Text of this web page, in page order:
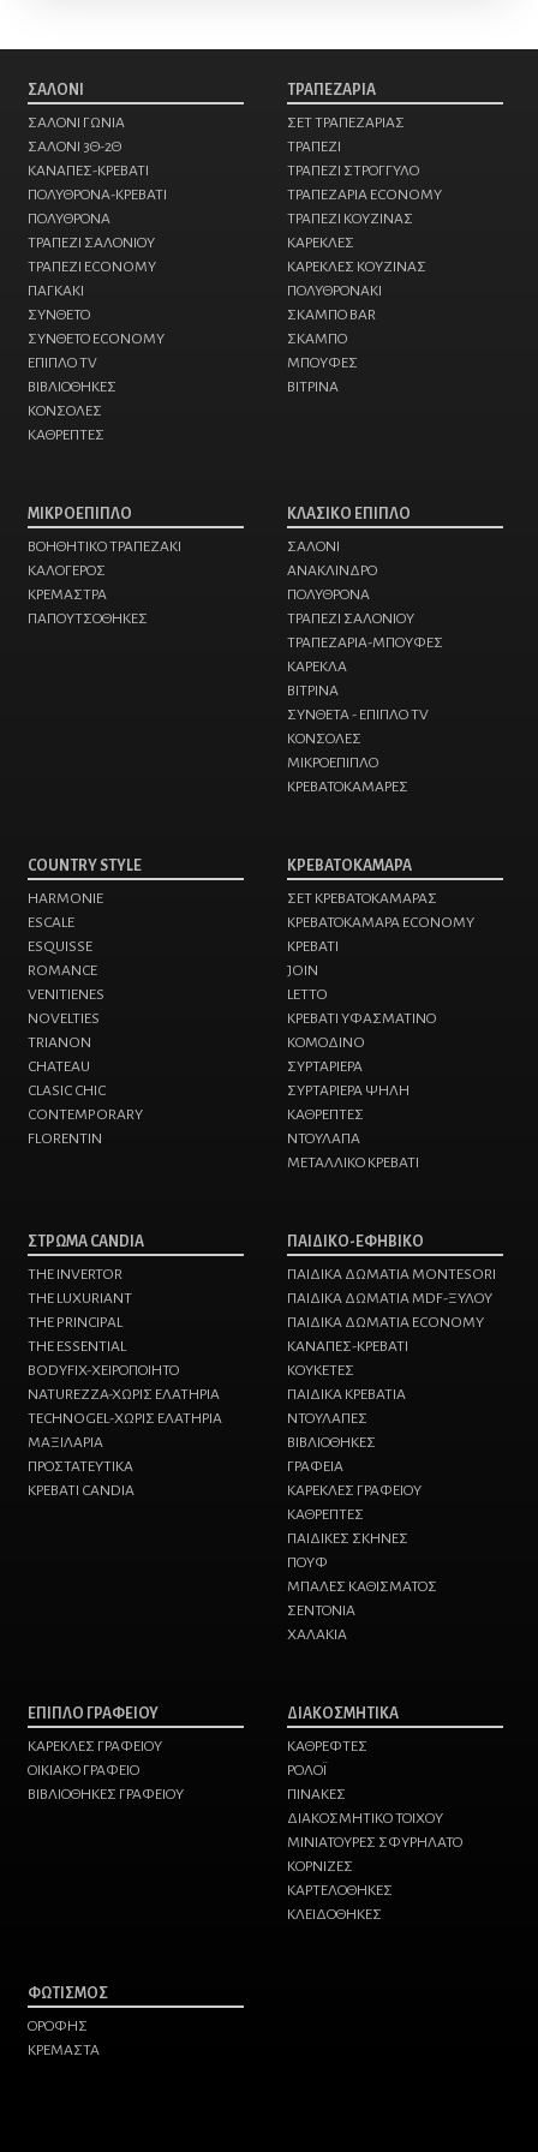
ΣΑΛΟΝΙ
ΣΑΛΟΝΙ ΓΩΝΙΑ
ΣΑΛΟΝΙ 3Θ-2Θ
ΚΑΝΑΠΕΣ-ΚΡΕΒΑΤΙ
ΠΟΛΥΘΡΟΝΑ-ΚΡΕΒΑΤΙ
ΠΟΛΥΘΡΟΝΑ
ΤΡΑΠΕΖΙ ΣΑΛΟΝΙΟΥ
ΤΡΑΠΕΖΙ ECONOMY
ΠΑΓΚΑΚΙ
ΣΥΝΘΕΤΟ
ΣΥΝΘΕΤΟ ECONOMY
ΕΠΙΠΛΟ TV
ΒΙΒΛΙΟΘΗΚΕΣ
ΚΟΝΣΟΛΕΣ
ΚΑΘΡΕΠΤΕΣ
ΤΡΑΠΕΖΑΡΙΑ
ΣΕΤ ΤΡΑΠΕΖΑΡΙΑΣ
ΤΡΑΠΕΖΙ
ΤΡΑΠΕΖΙ ΣΤΡΟΓΓΥΛΟ
ΤΡΑΠΕΖΑΡΙΑ ECONOMY
ΤΡΑΠΕΖΙ ΚΟΥΖΙΝΑΣ
ΚΑΡΕΚΛΕΣ
ΚΑΡΕΚΛΕΣ ΚΟΥΖΙΝΑΣ
ΠΟΛΥΘΡΟΝΑKI
ΣΚΑΜΠΟ BAR
ΣΚΑΜΠΟ
ΜΠΟΥΦΕΣ
ΒΙΤΡΙΝΑ
ΜΙΚΡΟΕΠΙΠΛΟ
ΒΟΗΘΗΤΙΚΟ ΤΡΑΠΕΖΑΚΙ
ΚΑΛΟΓΕΡΟΣ
ΚΡΕΜΑΣΤΡΑ
ΠΑΠΟΥΤΣΟΘΗΚΕΣ
ΚΛΑΣΙΚΟ ΕΠΙΠΛΟ
ΣΑΛΟΝΙ
ΑΝΑΚΛΙΝΔΡΟ
ΠΟΛΥΘΡΟΝΑ
ΤΡΑΠΕΖΙ ΣΑΛΟΝΙΟΥ
ΤΡΑΠΕΖΑΡΙΑ-ΜΠΟΥΦΕΣ
ΚΑΡΕΚΛΑ
ΒΙΤΡΙΝΑ
ΣΥΝΘΕΤΑ - ΕΠΙΠΛΟ TV
ΚΟΝΣΟΛΕΣ
ΜΙΚΡΟΕΠΙΠΛΟ
ΚΡΕΒΑΤΟΚΑΜΑΡΕΣ
COUNTRY STYLE
HARMONIE
ESCALE
ESQUISSE
ROMANCE
VENITIENES
NOVELTIES
TRIANON
CHATEAU
CLASIC CHIC
CONTEMPORARY
FLORENTIN
ΚΡΕΒΑΤΟΚΑΜΑΡΑ
ΣΕΤ ΚΡΕΒΑΤΟΚΑΜΑΡΑΣ
ΚΡΕΒΑΤΟΚΑΜΑΡΑ ECONOMY
ΚΡΕΒΑΤΙ
JOIN
LETTO
ΚΡΕΒΑΤΙ ΥΦΑΣΜΑΤΙΝΟ
ΚΟΜΟΔΙΝO
ΣΥΡΤΑΡΙΕΡΑ
ΣΥΡΤΑΡΙΕΡΑ ΨΗΛΗ
ΚΑΘΡΕΠΤΕΣ
ΝΤΟΥΛΑΠΑ
ΜΕΤΑΛΛΙΚΟ ΚΡΕΒΑΤΙ
ΣΤΡΩΜΑ CANDIA
THE INVERTOR
THE LUXURIANT
THE PRINCIPAL
THE ESSENTIAL
BODYFIX-ΧΕΙΡΟΠΟΙΗΤΟ
NATUREZZA-XΩΡΙΣ ΕΛΑΤΗΡΙΑ
TECHNOGEL-ΧΩΡΙΣ ΕΛΑΤΗΡΙΑ
MAΞΙΛΑΡΙΑ
ΠΡΟΣΤΑΤΕΥΤΙΚΑ
ΚΡΕΒΑΤΙ CANDIA
ΠΑΙΔΙΚΟ-ΕΦΗΒΙΚΟ
ΠΑΙΔΙΚΑ ΔΩΜΑΤΙΑ MONTESORI
ΠΑΙΔΙΚΑ ΔΩΜΑΤΙΑ MDF-ΞΥΛΟΥ
ΠΑΙΔΙΚΑ ΔΩΜΑΤΙΑ ECONOMY
ΚΑΝΑΠΕΣ-ΚΡΕΒΑΤΙ
KΟΥΚΕΤΕΣ
ΠΑΙΔΙΚΑ ΚΡΕΒΑΤΙΑ
ΝΤΟΥΛΑΠΕΣ
ΒΙΒΛΙΟΘΗΚΕΣ
ΓΡΑΦΕΙΑ
ΚΑΡΕΚΛΕΣ ΓΡΑΦΕΙΟΥ
ΚΑΘΡΕΠΤΕΣ
ΠΑΙΔΙΚΕΣ ΣΚΗΝΕΣ
ΠΟΥΦ
ΜΠΑΛΕΣ ΚΑΘΙΣΜΑΤΟΣ
ΣΕΝΤΟΝΙΑ
ΧΑΛΑΚΙΑ
ΕΠΙΠΛΟ ΓΡΑΦΕΙΟΥ
ΚΑΡΕΚΛΕΣ ΓΡΑΦΕΙΟΥ
ΟΙΚΙΑΚΟ ΓΡΑΦΕΙΟ
ΒΙΒΛΙΟΘΗΚΕΣ ΓΡΑΦΕΙΟΥ
ΔΙΑΚΟΣΜΗΤΙΚΑ
ΚΑΘΡΕΦΤΕΣ
ΡΟΛΟΪ
ΠΙΝΑΚΕΣ
ΔΙΑΚΟΣΜΗΤΙΚΟ ΤΟΙΧΟΥ
ΜΙΝΙΑΤΟΥΡΕΣ ΣΦΥΡΗΛΑΤΟ
ΚΟΡΝΙΖΕΣ
ΚΑΡΤΕΛΟΘΗΚΕΣ
ΚΛΕΙΔΟΘΗΚΕΣ
ΦΩΤΙΣΜΟΣ
ΟΡΟΦΗΣ
ΚΡΕΜΑΣΤΑ